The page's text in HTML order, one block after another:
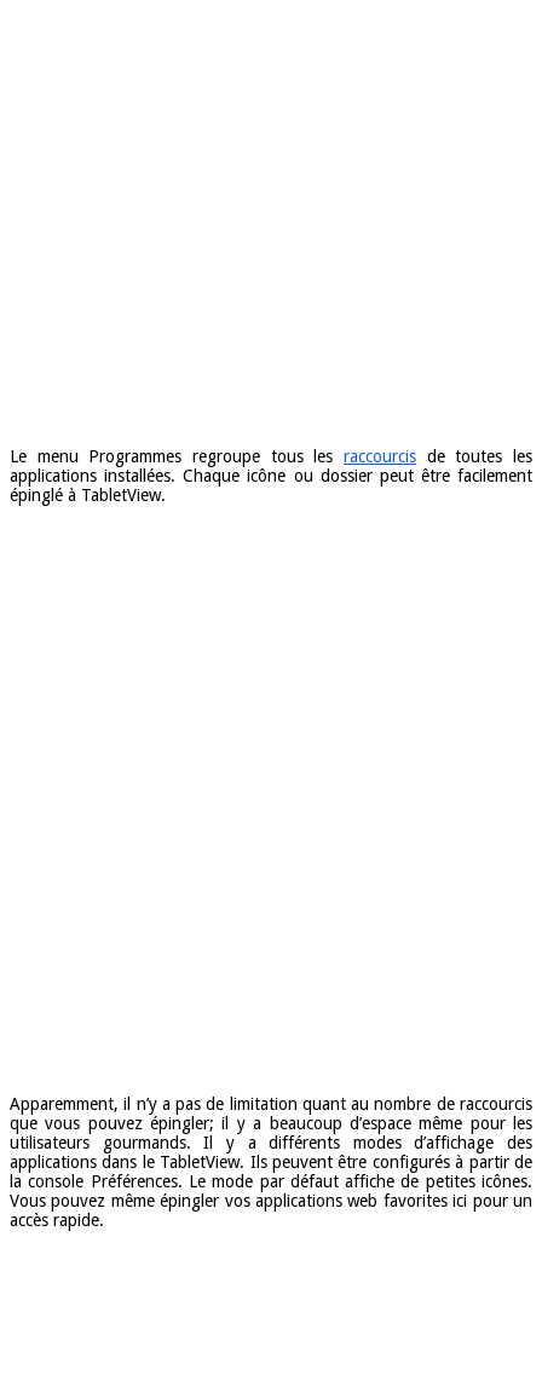
Le menu Programmes regroupe tous lesraccourcis de toutes les
applications installées. Chaque icône ou dossier peut être facilement
épinglé à TabletView.
Apparemment, il n’y a pas de limitation quant au nombre de raccourcis
que vous pouvez épingler; il y a beaucoup d’espace même pour les
utilisateurs gourmands. Il y a différents modes d’affichage des
applications dans le TabletView. Ils peuvent être configurés à partir de
la console Préférences. Le mode par défaut affiche de petites icônes.
Vous pouvez même épingler vos applications web favorites ici pour un
accès rapide.